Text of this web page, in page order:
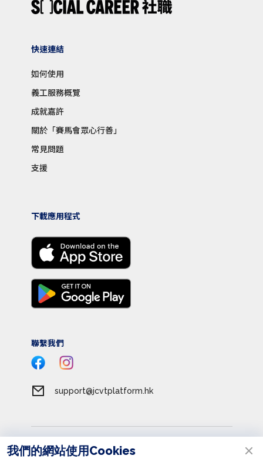
快速連結
如何使用
義工服務概覽
成就嘉許
關於「賽馬會眾心行善」
常見問題
支援
下載應用程式
聯繫我們
support@jcvtplatform.hk
私隱政策
我們的網站使用Cookies